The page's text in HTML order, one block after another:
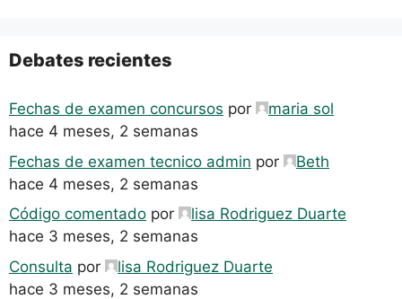
Debates recientes
Fechas de examen concursos por
maria sol
hace 4 meses, 2 semanas
Fechas de examen tecnico admin por
Beth
hace 4 meses, 2 semanas
Código comentado por
lisa Rodriguez Duarte
hace 3 meses, 2 semanas
Consulta por
lisa Rodriguez Duarte
hace 3 meses, 2 semanas